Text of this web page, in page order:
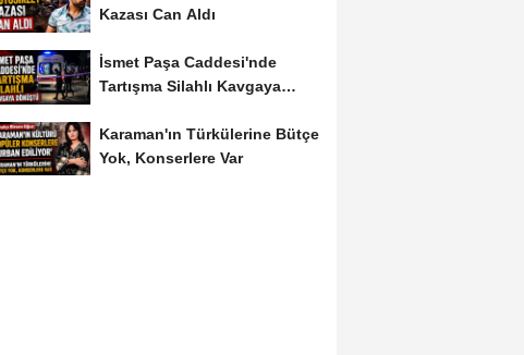
Kazası Can Aldı
İsmet Paşa Caddesi'nde
Tartışma Silahlı Kavgaya
Karaman'ın Türkülerine Bütçe
Yok, Konserlere Var